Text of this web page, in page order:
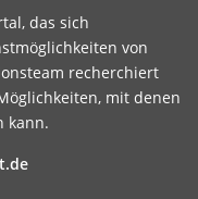
das sich
von
recherchiert
mit denen
kann.